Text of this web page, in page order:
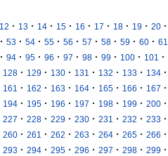
12 · 13 · 14 · 15 · 16 · 17 · 18 · 19 · 20 ·
· 53 · 54 · 55 · 56 · 57 · 58 · 59 · 60 · 61
· 94 · 95 · 96 · 97 · 98 · 99 · 100 · 101 ·
128 · 129 · 130 · 131 · 132 · 133 · 134 ·
161 · 162 · 163 · 164 · 165 · 166 · 167 ·
194 · 195 · 196 · 197 · 198 · 199 · 200 ·
227 · 228 · 229 · 230 · 231 · 232 · 233 ·
260 · 261 · 262 · 263 · 264 · 265 · 266 ·
293 · 294 · 295 · 296 · 297 · 298 · 299 ·